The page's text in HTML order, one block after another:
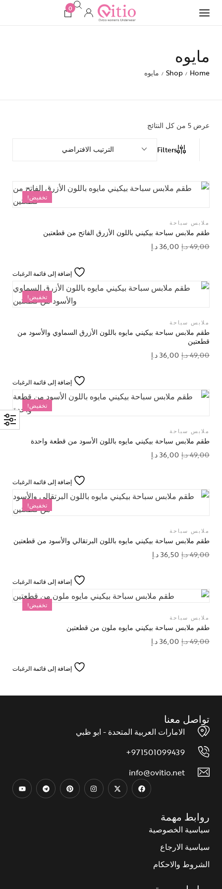
0
مايوه
Home
/
Shop
/ مايوه
عرض ⁦5⁩ من كل النتائج
Filters الترتيب الافتراضي
تخفيض!
ملابس سباحة
طقم ملابس سباحة بيكيني باللون الأزرق الفاتح من قطعتين
49,00د.إ 36,00د.إ
إضافة إلى قائمة الرغبات
تخفيض!
ملابس سباحة
طقم ملابس سباحة بيكيني مايوه باللون الأزرق السماوي والأسود من
قطعتين
49,00د.إ 36,00د.إ
إضافة إلى قائمة الرغبات
تخفيض!
ملابس سباحة
طقم ملابس سباحة بيكيني مايوه باللون الأسود من قطعة واحدة
49,00د.إ 36,00د.إ
إضافة إلى قائمة الرغبات
تخفيض!
ملابس سباحة
طقم ملابس سباحة بيكيني مايوه باللون البرتقالي والأسود من قطعتين
49,00د.إ 36,50د.إ
إضافة إلى قائمة الرغبات
تخفيض!
ملابس سباحة
طقم ملابس سباحة بيكيني مايوه ملون من قطعتين
49,00د.إ 36,00د.إ
إضافة إلى قائمة الرغبات
تواصل معنا
الامارات العربية المتحدة - ابو ظبي
971501099439+
info@ovitio.net
روابط مهمة
سياسية الخصوصية
سياسية الارجاع
الشروط والاحكام